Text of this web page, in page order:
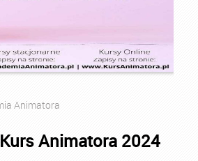
Animatora
Animatora 2024